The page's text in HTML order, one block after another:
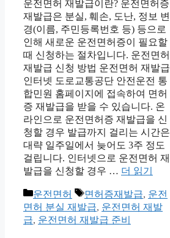
운전면허 재발급이란? 운전면허증
재발급은 분실, 훼손, 도난, 정보 변
경(이름, 주민등록번호 등) 등으로
인해 새로운 운전면허증이 필요할
때 신청하는 절차입니다. 운전면허
재발급 신청 방법 운전면허 재발급
인터넷 도로교통공단 안전운전 통
합민원 홈페이지에 접속하여 면허
증 재발급을 받을 수 있습니다. 온
라인으로 운전면허증 재발급을 신
청할 경우 발급까지 걸리는 시간은
대략 일주일에서 늦어도 3주 정도
걸립니다. 인터넷으로 운전면허 재
발급을 신청할 경우 … 더 읽기
카
테
고
운전면허
태
그
면허증재발급, 운전
면허 분실 재발급, 운전면허 재발
급, 운전면허 재발급 준비